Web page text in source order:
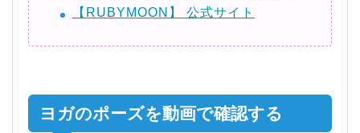
【RUBYMOON】 公式サイト
ヨガのポーズを動画で確認する